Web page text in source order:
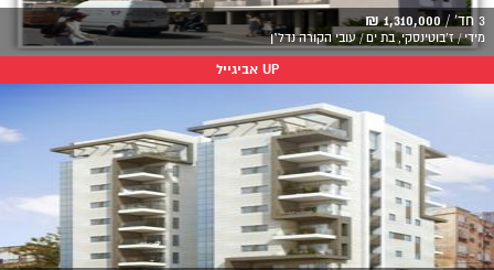
3 חד' / 1,310,000 ₪
מידי / ז'בוטינסקי, בת ים / עובי הקורה נדל"ן
UP אביגייל